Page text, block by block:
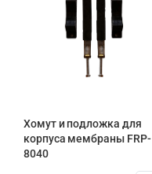
Хомут и подложка для
корпуса мембраны FRP-
8040